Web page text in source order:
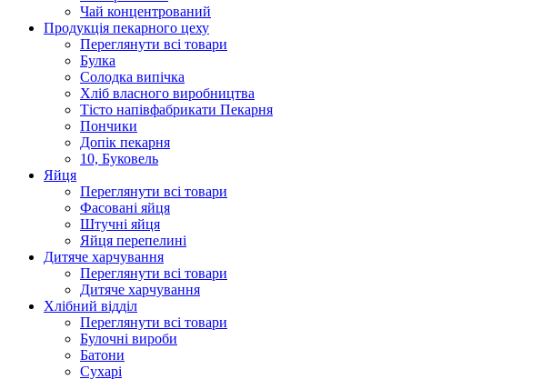
Чай концентрований
Продукцiя пекарного цеху
Переглянути всі товари
Булка
Солодка випiчка
Хлiб власного виробництва
Тiсто напiвфабрикати Пекарня
Пончики
Допік пекарня
10, Буковель
Яйця
Переглянути всі товари
Фасовані яйця
Штучні яйця
Яйця перепелині
Дитяче харчування
Переглянути всі товари
Дитяче харчування
Хлібний відділ
Переглянути всі товари
Булочні вироби
Батони
Сухарі